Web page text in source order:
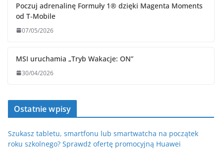
Poczuj adrenalinę Formuły 1® dzięki Magenta Moments
od T‑Mobile
07/05/2026
MSI uruchamia „Tryb Wakacje: ON”
30/04/2026
Ostatnie wpisy
Szukasz tabletu, smartfonu lub smartwatcha na początek
roku szkolnego? Sprawdź ofertę promocyjną Huawei